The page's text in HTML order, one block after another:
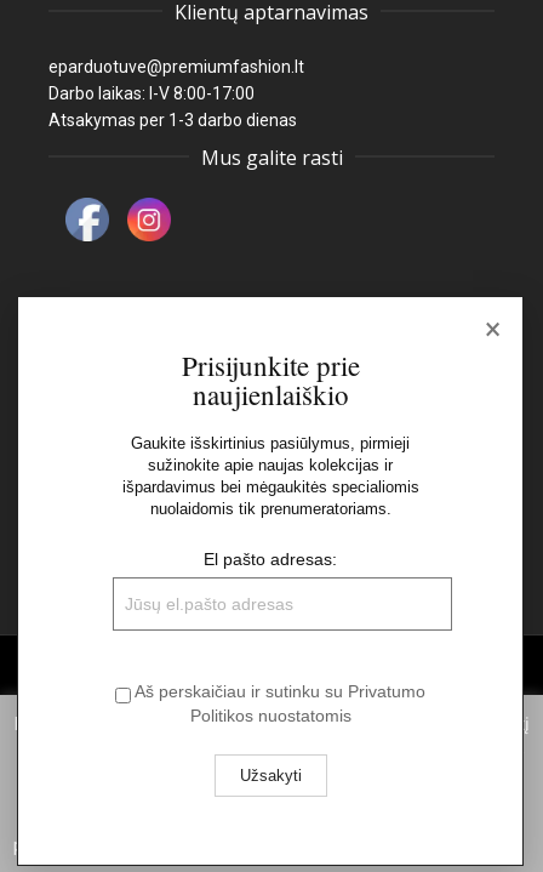
Klientų aptarnavimas
eparduotuve@premiumfashion.lt
Darbo laikas: I-V 8:00-17:00
Atsakymas per 1-3 darbo dienas
Mus galite rasti
Naujienlaiškis
Aš perskaičiau ir sutinku su Privatumo Politikos
Informuojame, kad norėdami suteikti Jums pačią geriausią patirtį
naudojantis mūsų svetainę, statistiniais tikslais mes naudojame
slapukus. Spausdami „Aš sutinku“ Jūs sutinkate su slapukų
privatumo politikoje.
×
Prisijunkite prie
naujienlaiškio
Gaukite išskirtinius pasiūlymus, pirmieji
sužinokite apie naujas kolekcijas ir
išpardavimus bei mėgaukitės specialiomis
nuolaidomis tik prenumeratoriams.
El pašto adresas:
Aš perskaičiau ir sutinku su Privatumo
Politikos nuostatomis